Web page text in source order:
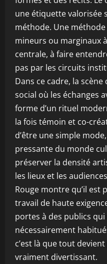
une étiquette valorisée
méthode. Une
mineurs ou marginaux
centrale, à faire
pas par les circuits
Dans ce cadre, la
social où les échanges
forme d’un rituel
la fois témoin et co-
d’être une simple
pressante du monde
préserver la densité
les lieux et les
Rouge montre qu’il est
travail de haute
portes à des publics qui
nécessairement
c’est là que tout
vraiment divertissant.